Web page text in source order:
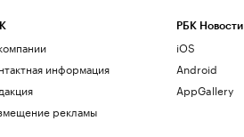
информация
рекламы
РБК Новости
iOS
Android
AppGallery